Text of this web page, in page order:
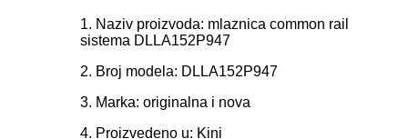
1. Naziv proizvoda: mlaznica common rail
sistema DLLA152P947
2. Broj modela: DLLA152P947
3. Marka: originalna i nova
4. Proizvedeno u: Kini